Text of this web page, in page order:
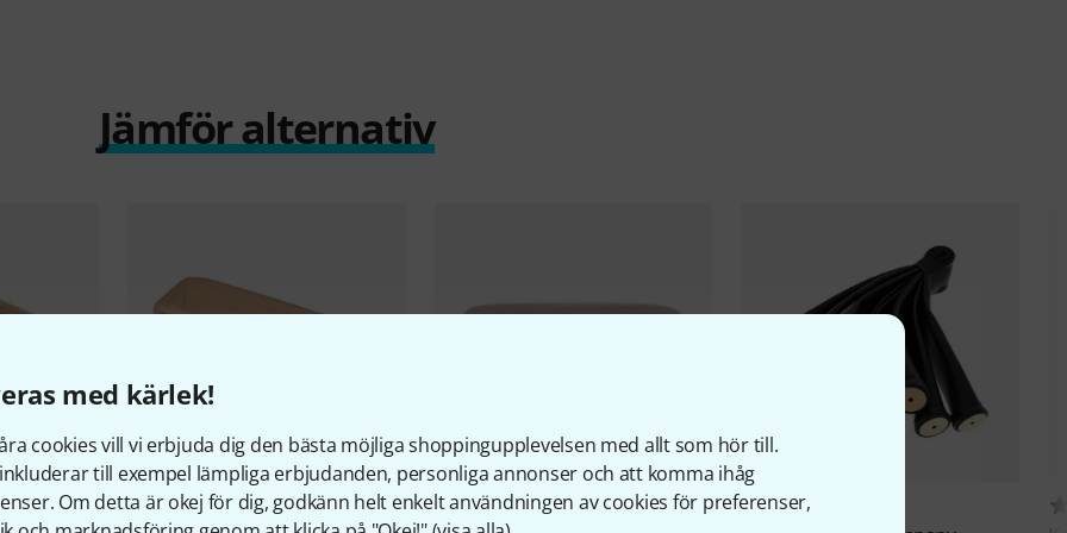
med kärlek!
cookies vill vi erbjuda dig den bästa möjliga shoppingupplevelsen med allt som hör till.
till exempel lämpliga erbjudanden, personliga annonser och att komma ihåg
Om detta är okej för dig, godkänn helt enkelt användningen av cookies för preferenser,
Jämför alternativ
Wood
Ron Vaughn W-3.5 Wood Block
1